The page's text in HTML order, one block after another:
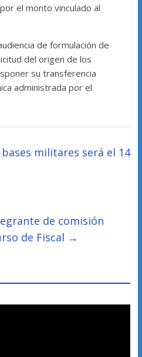
el monto vinculado al
de formulación de
del origen de los
su transferencia
administrada por el
militares será el 14
de comisión
de Fiscal →